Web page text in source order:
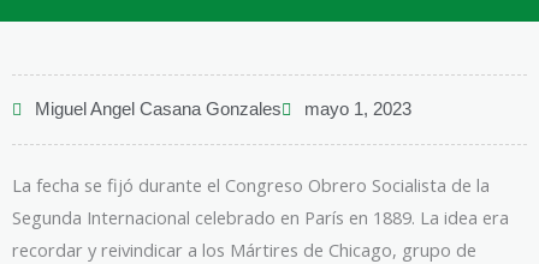
Miguel Angel Casana Gonzales mayo 1, 2023
La fecha se fijó durante el Congreso Obrero Socialista de la
Segunda Internacional celebrado en París en 1889. La idea era
recordar y reivindicar a los Mártires de Chicago, grupo de